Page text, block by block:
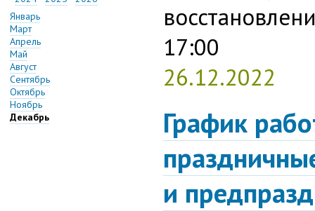
Январь
Март
Апрель
Май
Август
Сентябрь
Октябрь
Ноябрь
Декабрь
17:00
26.12.2022
График
и